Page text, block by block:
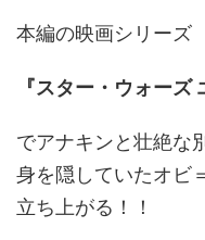
本編の映画シリーズ
『スター・ウォーズ
でアナキンと壮絶な
身を隠していたオビ
立ち上がる！！